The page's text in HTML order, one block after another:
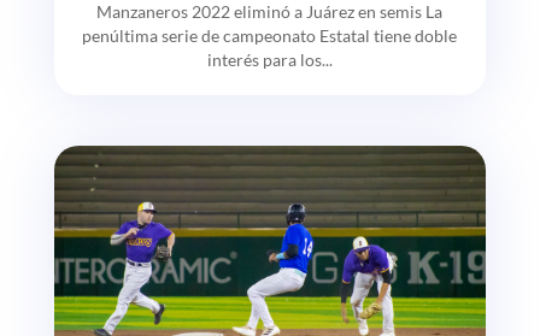
Manzaneros 2022 eliminó a Juárez en semis La
penúltima serie de campeonato Estatal tiene doble
interés para los...